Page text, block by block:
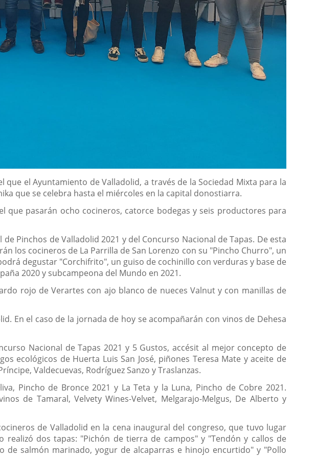
el Ayuntamiento de Valladolid, a través de la Sociedad Mixta para la
que se celebra hasta el miércoles en la capital donostiarra.
pasarán ocho cocineros, catorce bodegas y seis productores para
Pinchos de Valladolid 2021 y del Concurso Nacional de Tapas. De esta
los cocineros de La Parrilla de San Lorenzo con su "Pincho Churro", un
degustar "Corchifrito", un guiso de cochinillo con verduras y base de
2020 y subcampeona del Mundo en 2021.
rojo de Verartes con ajo blanco de nueces Valnut y con manillas de
En el caso de la jornada de hoy se acompañarán con vinos de Dehesa
Nacional de Tapas 2021 y 5 Gustos, accésit al mejor concepto de
ecológicos de Huerta Luis San José, piñones Teresa Mate y aceite de
Valdecuevas, Rodríguez Sanzo y Traslanzas.
Pincho de Bronce 2021 y La Teta y la Luna, Pincho de Cobre 2021.
de Tamaral, Velvety Wines-Velvet, Melgarajo-Melgus, De Alberto y
de Valladolid en la cena inaugural del congreso, que tuvo lugar
dos tapas: "Pichón de tierra de campos" y "Tendón y callos de
de salmón marinado, yogur de alcaparras e hinojo encurtido" y "Pollo